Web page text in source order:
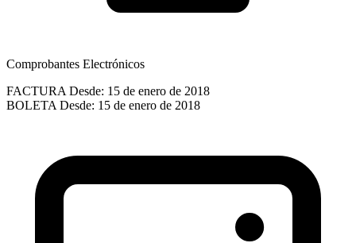
Comprobantes Electrónicos
FACTURA Desde: 15 de enero de 2018
BOLETA Desde: 15 de enero de 2018